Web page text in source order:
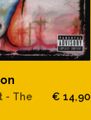
- The
€ 14,90